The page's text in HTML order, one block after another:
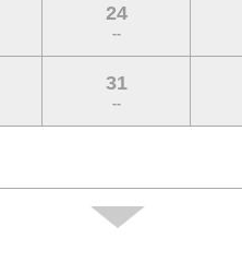
24
--
31
--